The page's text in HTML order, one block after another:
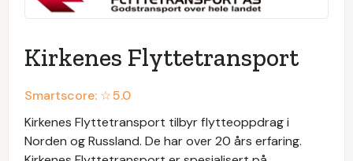
Kirkenes Flyttetransport
Smartscore: ☆5.0
Kirkenes Flyttetransport tilbyr flytteoppdrag i
Norden og Russland. De har over 20 års erfaring.